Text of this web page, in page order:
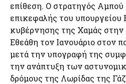
επίθεση. Ο στρατηγός
επικεφαλής του
κυβέρνησης της Χαμάς στην
Εθεάθη τον Ιανουάριο στον
μετά την υπογραφή της
την ανάπτυξη των
δρόμους της Λωρίδας της